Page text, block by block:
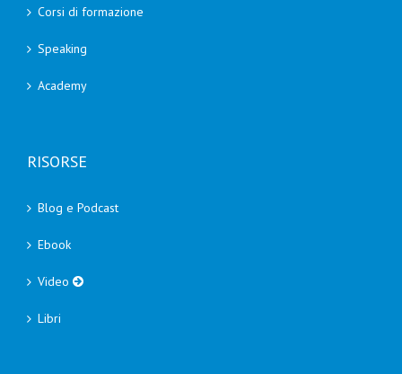
Corsi di formazione
Speaking
Academy
RISORSE
Blog e Podcast
Ebook
Video
Libri